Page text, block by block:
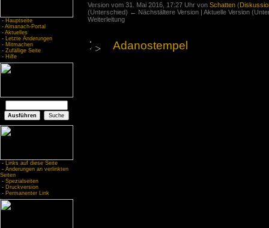
- Hauptseite
- Almanach-Portal
- Aktuelles
- Letzte Änderungen
- Mitmachen
- Zufällige Seite
- Hilfe
- Links auf diese Seite
- Änderungen an verlinkten
Seiten
- Spezialseiten
- Druckversion
- Permanenter Link
Version vom 31. Mai 2016, 17:27 Uhr vonSchatten (
(Unterschied) ← Nächstältere Version | Aktuelle Version
Weiterleitung
Adanostempel